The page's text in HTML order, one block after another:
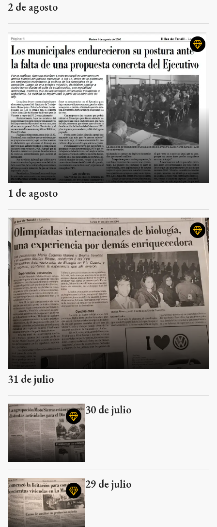
2 de agosto
1 de agosto
31 de julio
30 de julio
29 de julio